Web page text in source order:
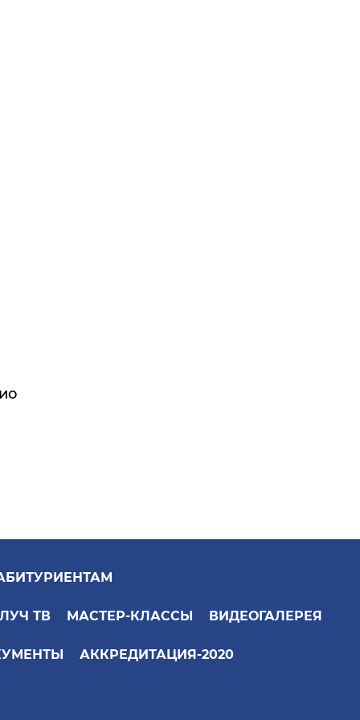
ТВ МАСТЕР-КЛАССЫ ВИДЕОГАЛЕРЕЯ
АККРЕДИТАЦИЯ-2020